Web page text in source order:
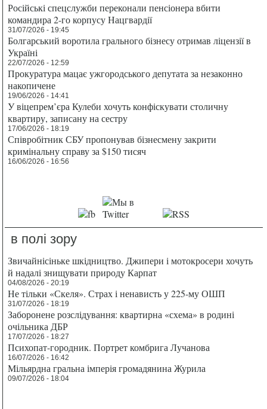
Російські спецслужби переконали пенсіонера вбити
командира 2-го корпусу Нацгвардії
31/07/2026 - 19:45
Болгарський воротила грального бізнесу отримав ліцензії в
Україні
22/07/2026 - 12:59
Прокуратура мацає ужгородського депутата за незаконно
накопичене
19/06/2026 - 14:41
У віцепрем’єра Кулеби хочуть конфіскувати столичну
квартиру, записану на сестру
17/06/2026 - 18:19
Співробітник СБУ пропонував бізнесмену закрити
кримінальну справу за $150 тисяч
16/06/2026 - 16:56
в полі зору
Звичайнісіньке шкідництво. Джипери і мотокросери хочуть
й надалі знищувати природу Карпат
04/08/2026 - 20:19
Не тільки «Скеля». Страх і ненависть у 225-му ОШП
31/07/2026 - 18:19
Заборонене розслідування: квартирна «схема» в родині
очільника ДБР
17/07/2026 - 18:27
Психопат-городник. Портрет комбрига Лучанова
16/07/2026 - 16:42
Мільярдна гральна імперія громадянина Журила
09/07/2026 - 18:04